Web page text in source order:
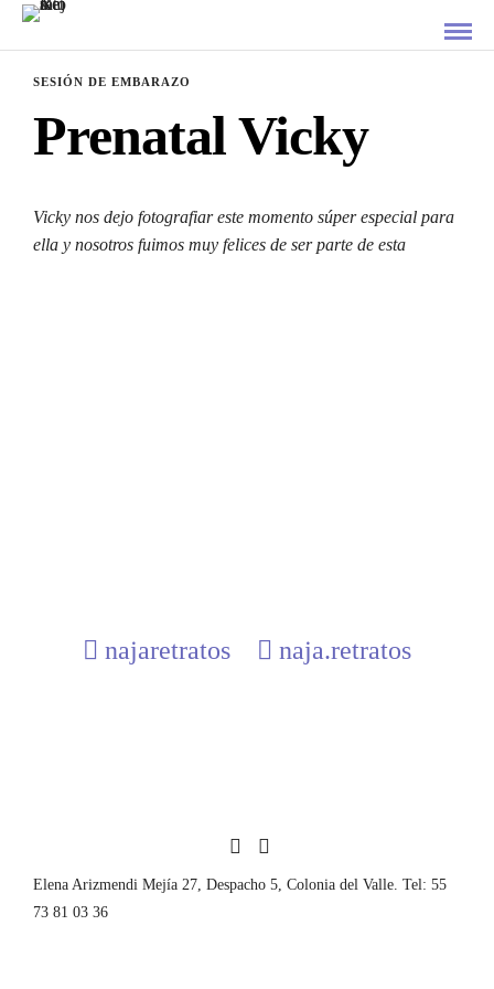
SESIÓN DE EMBARAZO
Prenatal Vicky
Vicky nos dejo fotografiar este momento súper especial para
ella y nosotros fuimos muy felices de ser parte de esta
najaretratos naja.retratos
Elena Arizmendi Mejía 27, Despacho 5, Colonia del Valle. Tel: 55
73 81 03 36